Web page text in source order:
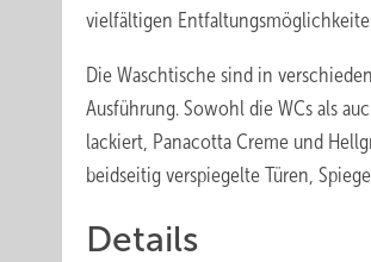
vielfältigen
Die Waschtische sind in
Ausführung. Sowohl die WCs als
lackiert, Panacotta Creme und
beidseitig verspiegelte Türen,
Details